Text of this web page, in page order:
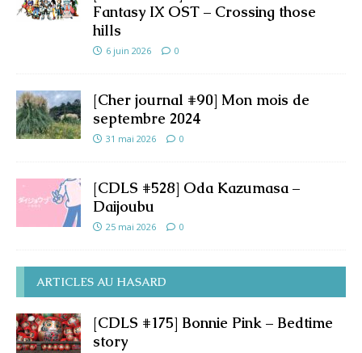
Fantasy IX OST – Crossing those
hills
6 juin 2026 0
[Cher journal #90] Mon mois de
septembre 2024
31 mai 2026 0
[CDLS #528] Oda Kazumasa –
Daijoubu
25 mai 2026 0
ARTICLES AU HASARD
[CDLS #175] Bonnie Pink – Bedtime
story